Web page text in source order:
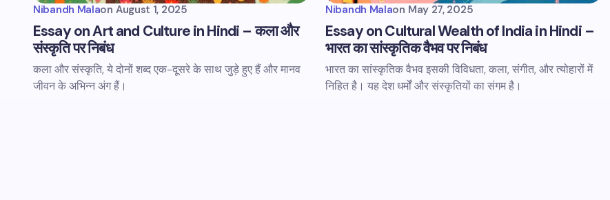
Nibandh Malaon August 1, 2025
Essay on Art and Culture in Hindi – कला और
संस्कृति पर निबंध
कला और संस्कृति, ये दोनों शब्द एक-दूसरे के साथ जुड़े हुए हैं और मानव
जीवन के अभिन्न अंग हैं।
Nibandh Malaon May 27, 2025
Essay on Cultural Wealth of India in Hindi –
भारत का सांस्कृतिक वैभव पर निबंध
भारत का सांस्कृतिक वैभव इसकी विविधता, कला, संगीत, और त्योहारों में
निहित है। यह देश धर्मों और संस्कृतियों का संगम है।